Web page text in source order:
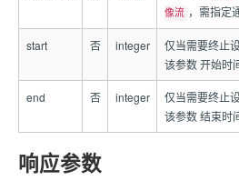
像流 ，需指定
start 否 integer
仅当需要终止
该参数 开始时
end 否 integer
仅当需要终止
该参数 结束时
响应参数